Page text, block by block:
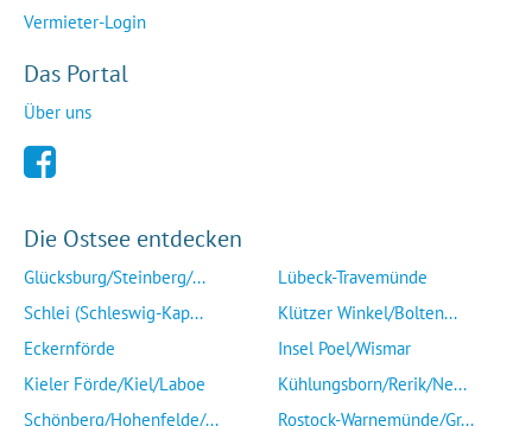
Vermieter-Login
Das Portal
Über uns
Die Ostsee entdecken
Glücksburg/Steinberg/...
Schlei (Schleswig-Kap...
Eckernförde
Kieler Förde/Kiel/Laboe
Schönberg/Hohenfelde/...
Lübeck-Travemünde
Klützer Winkel/Bolten...
Insel Poel/Wismar
Kühlungsborn/Rerik/Ne...
Rostock-Warnemünde/Gr...